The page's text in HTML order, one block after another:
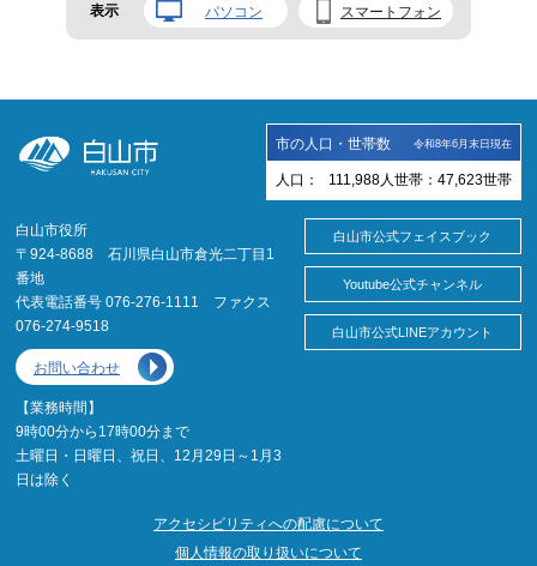
表示 パソコン スマートフォン
市の人口・世帯数 令和8年6月末日現在
人口： 111,988 人 世帯： 47,623世帯
白山市役所
〒924-8688 石川県白山市倉光二丁目1
番地
代表電話番号 076-276-1111 ファクス
076-274-9518
お問い合わせ
【業務時間】
9時00分から17時00分まで
土曜日・日曜日、祝日、12月29日～1月3
日は除く
白山市公式フェイスブック
Youtube公式チャンネル
白山市公式LINEアカウント
アクセシビリティへの配慮について
個人情報の取り扱いについて